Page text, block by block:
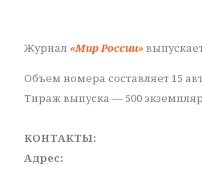
Журнал «Мир России»
Объем номера составляет 15
Тираж выпуска — 500
КОНТАКТЫ:
Адрес: